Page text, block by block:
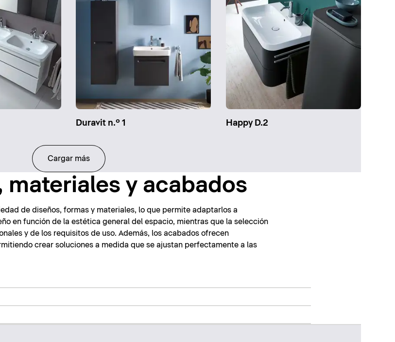
Duravit n.º 1 Happy D.2
Cargar más
materiales y acabados
de diseños, formas y materiales, lo que permite adaptarlos a
en función de la estética general del espacio, mientras que la selección
y de los requisitos de uso. Además, los acabados ofrecen
crear soluciones a medida que se ajustan perfectamente a las